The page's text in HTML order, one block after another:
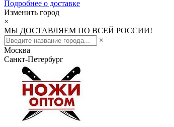
Подробнее о доставке
Изменить город
×
МЫ ДОСТАВЛЯЕМ ПО ВСЕЙ РОССИИ!
×
Москва
Санкт-Петербург